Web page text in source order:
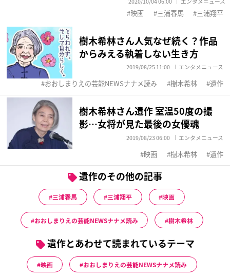
映画 三浦春馬 三浦翔平
樹木希林さん人気なぜ続く？作品
からみえる執着しない生き方
2019/08/25 11:00 エンタメニュース
おおしまりえの芸能NEWSナナメ読み 樹木希林 遺作
樹木希林さん遺作 室温50度の撮
影…女将が見た最後の女優魂
2019/08/23 06:00 エンタメニュース
映画 樹木希林 遺作
遺作のその他の記事
三浦春馬 三浦翔平 映画
おおしまりえの芸能NEWSナナメ読み 樹木希林
遺作とあわせて読まれているテーマ
映画 おおしまりえの芸能NEWSナナメ読み